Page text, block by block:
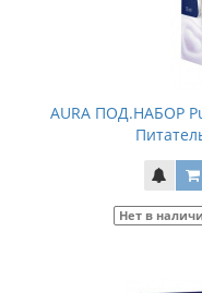
AURA ПОД.НАБОР
Нет в